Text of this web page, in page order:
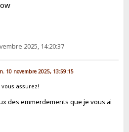
2025, 14:20:37
10 novembre 2025, 13:59:15
assurez!
des emmerdements que je vous ai